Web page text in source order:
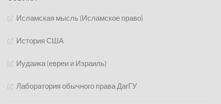
Исламская мысль (Исламское право)
История США
Иудаика (евреи и Израиль)
Лаборатория обычного права ДагГУ